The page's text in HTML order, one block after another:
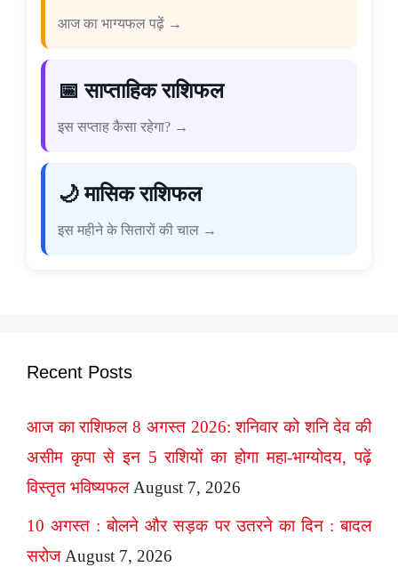
आज का भाग्यफल पढ़ें →
📅 साप्ताहिक राशिफल
इस सप्ताह कैसा रहेगा? →
🌙 मासिक राशिफल
इस महीने के सितारों की चाल →
Recent Posts
आज का राशिफल 8 अगस्त 2026: शनिवार को शनि देव की
असीम कृपा से इन 5 राशियों का होगा महा-भाग्योदय, पढ़ें
विस्तृत भविष्यफल August 7, 2026
10 अगस्त : बोलने और सड़क पर उतरने का दिन : बादल
सरोज August 7, 2026